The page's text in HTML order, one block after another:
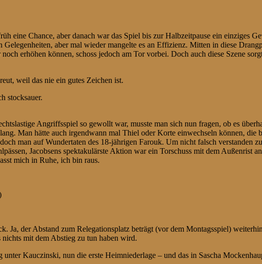
eine Chance, aber danach war das Spiel bis zur Halbzeitpause ein einziges
aber mal wieder mangelte es an Effizienz. Mitten in diese
erhöhen können, schoss jedoch am Tor vorbei. Doch auch diese Szene
weil das nie ein gutes Zeichen ist.
stocksauer.
Angriffsspiel so gewollt war, musste man sich nun fragen, ob es
Man hätte auch irgendwann mal Thiel oder Korte einwechseln können, die
man auf Wundertaten des 18-jährigen Farouk. Um nicht falsch verstanden
Jacobsens spektakulärste Aktion war ein Torschuss mit dem Außenrist
mich in Ruhe, ich bin raus.
der Abstand zum Relegationsplatz beträgt (vor dem Montagsspiel)
nichts mit dem Abstieg zu tun haben wird.
Kauczinski, nun die erste Heimniederlage – und das in Sascha